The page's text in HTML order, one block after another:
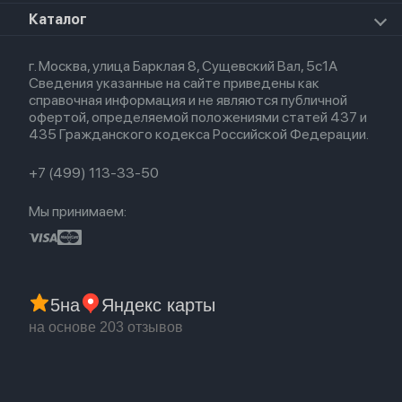
Apple Watch Ultra
Airpods Max
Airpods 2
Airpods (1-е)
AirTag
Для iPhone
Для Apple Watch
О магазине
Политика конфиденциальности
Оплата и доставка
Партнерская программа
Гарантия
Обмен и возврат
Trade-in
Каталог
Новые поступления
Популярное
Акции
г. Москва, улица Барклая 8, Сущевский Вал, 5с1А
Сведения указанные на сайте приведены как
справочная информация и не являются публичной
офертой, определяемой положениями статей 437 и
435 Гражданского кодекса Российской Федерации.
+7 (499) 113-33-50
Мы принимаем:
5на Яндекс карты
на основе 203 отзывов